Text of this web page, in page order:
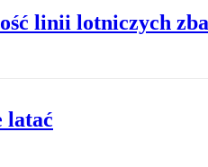
linii lotniczych
latać